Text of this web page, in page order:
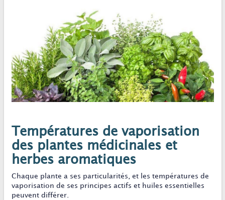
Températures de vaporisation
des plantes médicinales et
herbes aromatiques
Chaque plante a ses particularités, et les températures de
vaporisation de ses principes actifs et huiles essentielles
peuvent différer.